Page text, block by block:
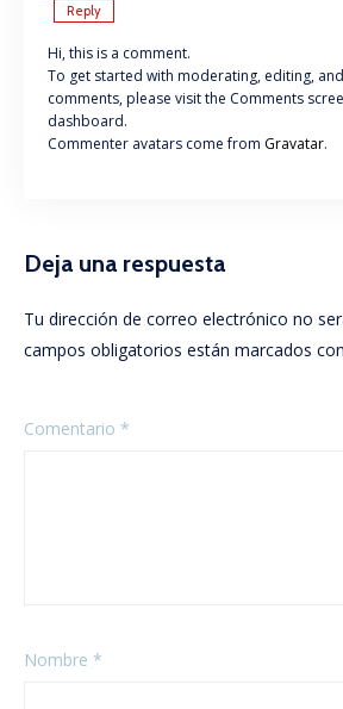
Reply
Hi, this is a comment.
To get started with moderating, editing,
comments, please visit the Comments
dashboard.
Commenter avatars come from Gravatar.
Deja una respuesta
Tu dirección de correo electrónico no
campos obligatorios están marcados con
Comentario *
Nombre *